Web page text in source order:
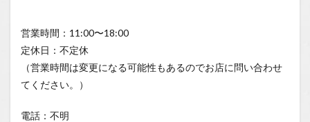
営業時間：11:00〜18:00
定休日：不定休
（営業時間は変更になる可能性もあるのでお店に問い合わせ
てください。）
電話：不明